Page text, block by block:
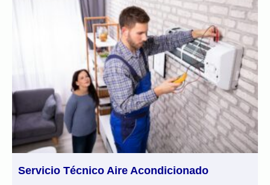
Servicio Técnico Aire Acondicionado